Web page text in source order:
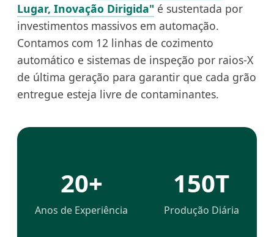
Lugar, Inovação Dirigida" é sustentada por
investimentos massivos em automação.
Contamos com 12 linhas de cozimento
automático e sistemas de inspeção por raios-X
de última geração para garantir que cada grão
entregue esteja livre de contaminantes.
20+
Anos de Experiência
150T
Produção Diária